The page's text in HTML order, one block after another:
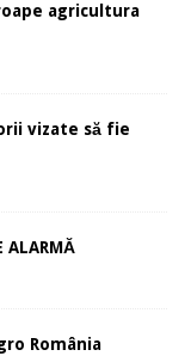
agricultura
vizate să fie
ALARMĂ
România